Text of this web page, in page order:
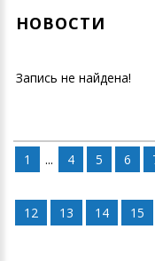
НОВОСТИ
Запись не найдена!
1 ... 4 5 6
12 13 14 15